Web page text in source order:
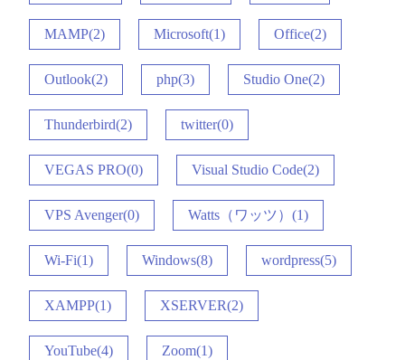
MAMP(2) Microsoft(1) Office(2)
Outlook(2) php(3) Studio One(2)
Thunderbird(2) twitter(0)
VEGAS PRO(0) Visual Studio Code(2)
VPS Avenger(0) Watts（ワッツ）(1)
Wi-Fi(1) Windows(8) wordpress(5)
XAMPP(1) XSERVER(2)
YouTube(4) Zoom(1)